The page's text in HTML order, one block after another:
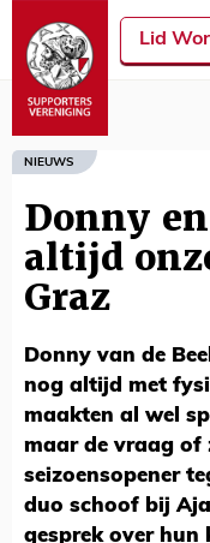
Lid
NIEUWS
Donny
altijd
Graz
Donny van de
nog altijd met
maakten al wel
maar de vraag of
seizoensopener
duo schoof bij
gesprek over hun